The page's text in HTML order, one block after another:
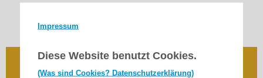
Impressum
Diese Website benutzt Cookies.
(Was sind Cookies? Datenschutzerklärung)
Universal-Wellenkupplung SM 60, passend zu